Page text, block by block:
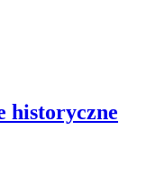
historyczne